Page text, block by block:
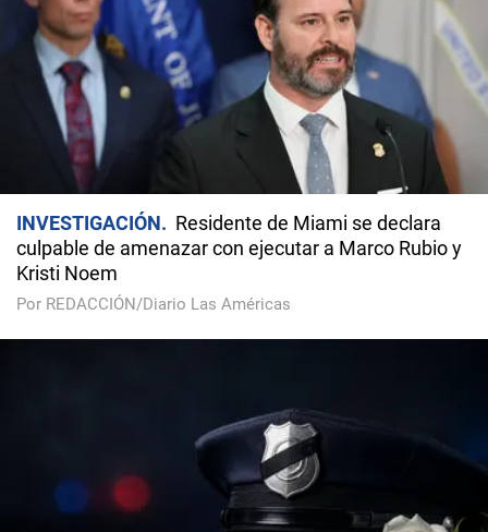
INVESTIGACIÓN
Residente de Miami se declara
culpable de amenazar con ejecutar a Marco Rubio y
Kristi Noem
Por REDACCIÓN/Diario Las Américas